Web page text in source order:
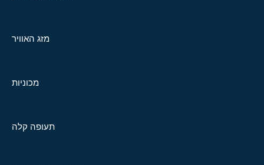
מזג האוויר
מכוניות
תעופה קלה